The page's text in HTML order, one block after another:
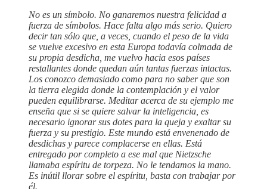
No es un símbolo. No ganaremos nuestra felicidad a
fuerza de símbolos. Hace falta algo más serio. Quiero
decir tan sólo que, a veces, cuando el peso de la vida
se vuelve excesivo en esta Europa todavía colmada de
su propia desdicha, me vuelvo hacia esos países
restallantes donde quedan aún tantas fuerzas intactas.
Los conozco demasiado como para no saber que son
la tierra elegida donde la contemplación y el valor
pueden equilibrarse. Meditar acerca de su ejemplo me
enseña que si se quiere salvar la inteligencia, es
necesario ignorar sus dotes para la queja y exaltar su
fuerza y su prestigio. Este mundo está envenenado de
desdichas y parece complacerse en ellas. Está
entregado por completo a ese mal que Nietzsche
llamaba espíritu de torpeza. No le tendamos la mano.
Es inútil llorar sobre el espíritu, basta con trabajar por
él.